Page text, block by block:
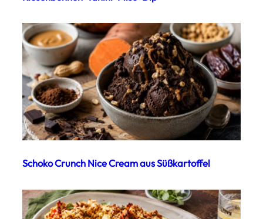
Schoko Crunch Nice Cream aus Süßkartoffel